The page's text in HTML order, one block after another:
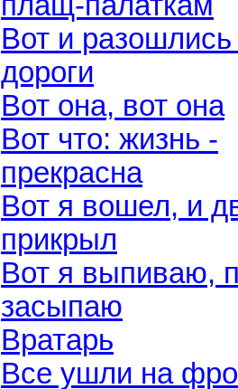
Вот и разошлись
дороги
Вот она, вот она
Вот что: жизнь -
прекрасна
Вот я вошел, и
прикрыл
Вот я выпиваю,
засыпаю
Вратарь
Все ушли на